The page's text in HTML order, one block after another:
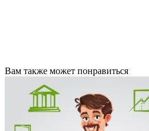
Вам также может понравиться